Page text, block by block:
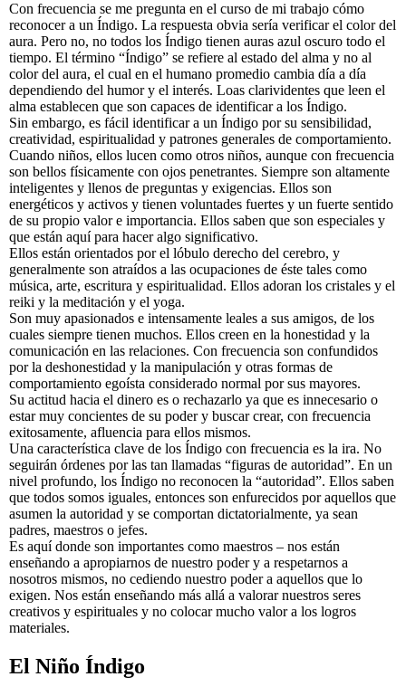
Con frecuencia se me pregunta en el curso de mi trabajo cómo
reconocer a un Índigo. La respuesta obvia sería verificar el color del
aura. Pero no, no todos los Índigo tienen auras azul oscuro todo el
tiempo. El término “Índigo” se refiere al estado del alma y no al
color del aura, el cual en el humano promedio cambia día a día
dependiendo del humor y el interés. Loas clarividentes que leen el
alma establecen que son capaces de identificar a los Índigo.
Sin embargo, es fácil identificar a un Índigo por su sensibilidad,
creatividad, espiritualidad y patrones generales de comportamiento.
Cuando niños, ellos lucen como otros niños, aunque con frecuencia
son bellos físicamente con ojos penetrantes. Siempre son altamente
inteligentes y llenos de preguntas y exigencias. Ellos son
energéticos y activos y tienen voluntades fuertes y un fuerte sentido
de su propio valor e importancia. Ellos saben que son especiales y
que están aquí para hacer algo significativo.
Ellos están orientados por el lóbulo derecho del cerebro, y
generalmente son atraídos a las ocupaciones de éste tales como
música, arte, escritura y espiritualidad. Ellos adoran los cristales y el
reiki y la meditación y el yoga.
Son muy apasionados e intensamente leales a sus amigos, de los
cuales siempre tienen muchos. Ellos creen en la honestidad y la
comunicación en las relaciones. Con frecuencia son confundidos
por la deshonestidad y la manipulación y otras formas de
comportamiento egoísta considerado normal por sus mayores.
Su actitud hacia el dinero es o rechazarlo ya que es innecesario o
estar muy concientes de su poder y buscar crear, con frecuencia
exitosamente, afluencia para ellos mismos.
Una característica clave de los Índigo con frecuencia es la ira. No
seguirán órdenes por las tan llamadas “figuras de autoridad”. En un
nivel profundo, los Índigo no reconocen la “autoridad”. Ellos saben
que todos somos iguales, entonces son enfurecidos por aquellos que
asumen la autoridad y se comportan dictatorialmente, ya sean
padres, maestros o jefes.
Es aquí donde son importantes como maestros – nos están
enseñando a apropiarnos de nuestro poder y a respetarnos a
nosotros mismos, no cediendo nuestro poder a aquellos que lo
exigen. Nos están enseñando más allá a valorar nuestros seres
creativos y espirituales y no colocar mucho valor a los logros
materiales.
El Niño Índigo